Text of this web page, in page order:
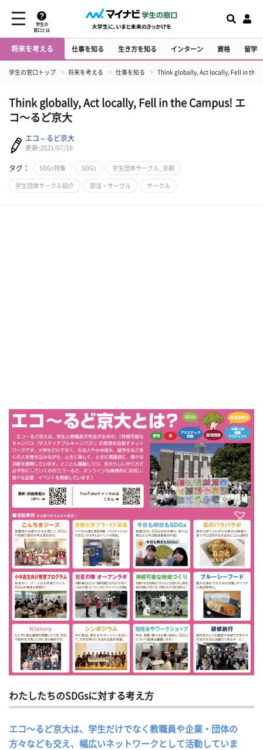
学生の
窓口とは
将来を考える 仕事を知る 生き方を知る インターン 資格 留学
学生の窓口トップ 将来を考える 仕事を知る Think globally, Act locally, Fell in the
Think globally, Act locally, Fell in the Campus! エ
コ～るど京大
エコ～るど京大
更新:2021/07/16
タグ： SDGs特集 SDGs 学生団体サークル_京都
学生団体サークル紹介 部活・サークル サークル
わたしたちのSDGsに対する考え方
エコ～るど京大は、学生だけでなく教職員や企業・団体の
方々なども交え、幅広いネットワークとして活動していま